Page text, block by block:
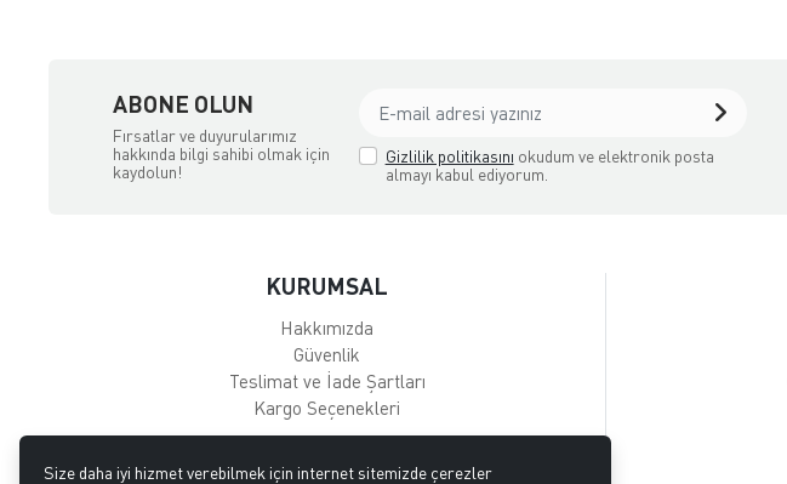
ABONE OLUN
Fırsatlar ve duyurularımız
hakkında bilgi sahibi olmak için
kaydolun!
Gizlilik politikasını okudum ve elektronik posta
almayı kabul ediyorum.
KURUMSAL
Hakkımızda
Güvenlik
Teslimat ve İade Şartları
Kargo Seçenekleri
Size daha iyi hizmet verebilmek için internet sitemizde çerezler